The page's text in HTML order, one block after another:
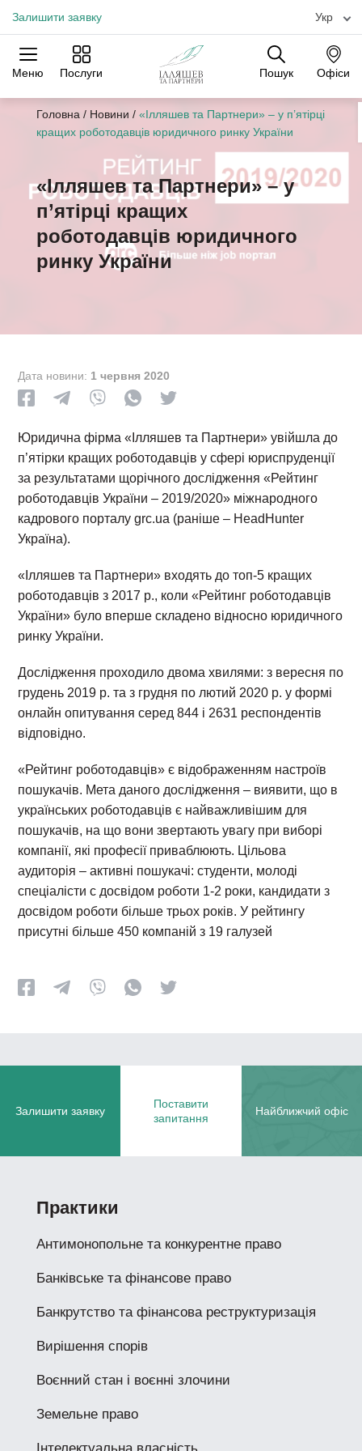
Залишити заявку Укр
Меню Послуги Пошук Офіси
Практики Галузі
Офіси
Головна / Новини / «Ілляшев та Партнери» – у п’ятірці
кращих роботодавців юридичного ринку України
«Ілляшев та Партнери» – у
п’ятірці кращих
роботодавців юридичного
ринку України
Дата новини: 1 червня 2020
Юридична фірма «Ілляшев та Партнери» увійшла до
п’ятірки кращих роботодавців у сфері юриспруденції
за результатами щорічного дослідження «Рейтинг
роботодавців України – 2019/2020» міжнародного
кадрового порталу grc.ua (раніше – HeadHunter
Україна).
«Ілляшев та Партнери» входять до топ-5 кращих
роботодавців з 2017 р., коли «Рейтинг роботодавців
України» було вперше складено відносно юридичного
ринку України.
Дослідження проходило двома хвилями: з вересня по
грудень 2019 р. та з грудня по лютий 2020 р. у формі
онлайн опитування серед 844 і 2631 респондентів
відповідно.
«Рейтинг роботодавців» є відображенням настроїв
пошукачів. Мета даного дослідження – виявити, що в
українських роботодавців є найважливішим для
пошукачів, на що вони звертають увагу при виборі
компанії, які професії приваблюють. Цільова
аудиторія – активні пошукачі: студенти, молоді
спеціалісти с досвідом роботи 1-2 роки, кандидати з
досвідом роботи більше трьох років. У рейтингу
присутні більше 450 компаній з 19 галузей
Залишити заявку
Поставити
запитання
Найближчий офіс
Практики
Антимонопольне та конкурентне право
Банківське та фінансове право
Банкрутство та фінансова реструктуризація
Вирішення спорів
Воєнний стан і воєнні злочини
Земельне право